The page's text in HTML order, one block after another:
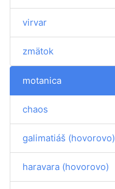
virvar
zmätok
motanica
chaos
galimatiáš (hovorovo)
haravara (hovorovo)